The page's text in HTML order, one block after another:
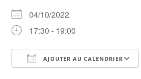
04/10/2022
17:30 - 19:00
AJOUTER AU CALENDRIER